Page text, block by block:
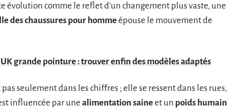
évolution comme le reflet d’un changement plus vaste, une
des chaussures pour hommeépouse le mouvement de
grande pointure : trouver enfin des modèles adaptés
pas seulement dans les chiffres ; elle se ressent dans les rues,
influencée par une alimentation saineet un poids humain